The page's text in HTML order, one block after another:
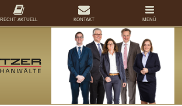
RECHT AKTUELL KONTAKT MENÜ